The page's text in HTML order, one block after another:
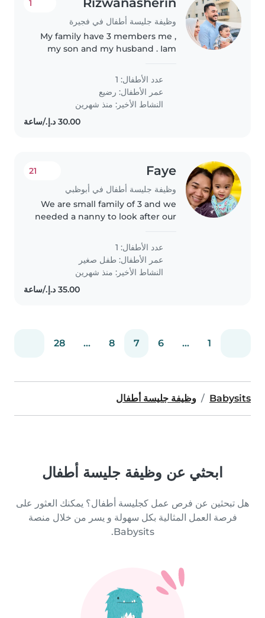
وظيفة جليسة أطفال في فجيرة
1
My family have 3 members me ,
my son and my husband . Iam
class 1 hr per day soo that time I
want a baby sitter
عدد الأطفال: 1
عمر الأطفال: رضيع
النشاط الأخير: منذ شهرين
Faye
وظيفة جليسة أطفال في أبوظبي
21
We are small family of 3 and we
needed a nanny to look after our
my husband destress and play
Magic the Gathering. Chores
include playing with her,
making..
عدد الأطفال: 1
عمر الأطفال: طفل صغير
النشاط الأخير: منذ شهرين
1
...
6
7
8
...
28
Babysits وظيفة جليسة أطفال
ابحثي عن وظيفة جليسة أطفال
هل تبحثين عن فرص عمل كجليسة أطفال؟ يمكنك العثور على
فرصة العمل المثالية بكل سهولة و يسر من خلال منصة
Babysits.